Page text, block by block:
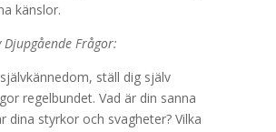
känslor.
Frågor:
ställ dig själv
regelbundet. Vad är din sanna
dina styrkor och svagheter? Vilka